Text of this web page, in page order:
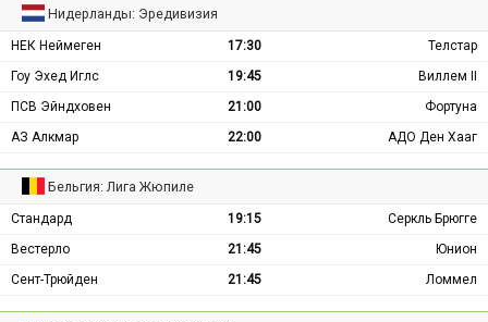
Нидерланды: Эредивизия
НЕК Неймеген 17:30
Телстар
Гоу Эхед Иглс
19:45
Виллем II
ПСВ Эйндховен
21:00
Фортуна
АЗ Алкмар
22:00 АДО Ден Хааг
Бельгия: Лига Жюпиле
Стандард 19:15
Серкль Брюгге
Вестерло
21:45
Юнион
Сент-Трюйден
21:45 Ломмел